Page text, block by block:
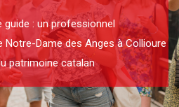
guide : un professionnel
Notre-Dame des Anges à Collioure
patrimoine catalan